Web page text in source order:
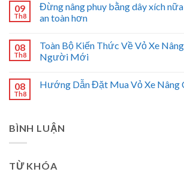
09
Th8
Đừng nâng phuy bằng dây xích
an toàn hơn
08
Th8
Toàn Bộ Kiến Thức Về Vỏ Xe
Người Mới
08
Th8
Hướng Dẫn Đặt Mua Vỏ Xe Nâng
BÌNH LUẬN
TỪ KHÓA